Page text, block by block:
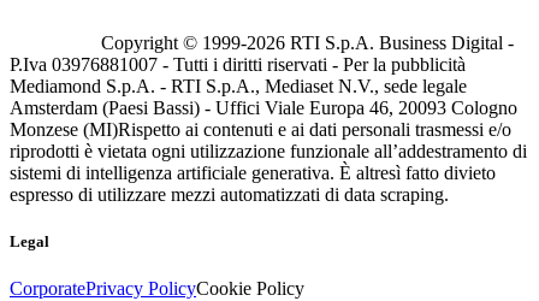
Copyright © 1999-2026 RTI S.p.A. Business Digital -
P.Iva 03976881007 - Tutti i diritti riservati - Per la pubblicità
Mediamond S.p.A. - RTI S.p.A., Mediaset N.V., sede legale
Amsterdam (Paesi Bassi) - Uffici Viale Europa 46, 20093 Cologno
Monzese (MI)Rispetto ai contenuti e ai dati personali trasmessi e/o
riprodotti è vietata ogni utilizzazione funzionale all’addestramento di
sistemi di intelligenza artificiale generativa. È altresì fatto divieto
espresso di utilizzare mezzi automatizzati di data scraping.
Legal
CorporatePrivacy PolicyCookie Policy